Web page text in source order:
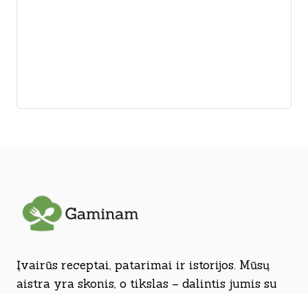
Įvairūs receptai, patarimai ir istorijos. Mūsų
aistra yra skonis, o tikslas – dalintis jumis su